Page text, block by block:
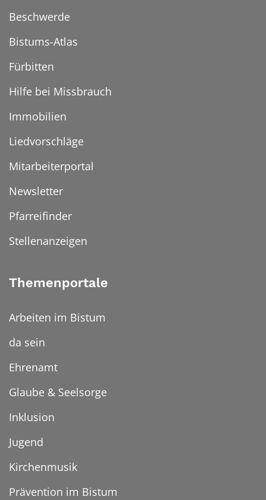
Beschwerde
Bistums-Atlas
Fürbitten
Hilfe bei Missbrauch
Immobilien
Liedvorschläge
Mitarbeiterportal
Newsletter
Pfarreifinder
Stellenanzeigen
Themenportale
Arbeiten im Bistum
da sein
Ehrenamt
Glaube & Seelsorge
Inklusion
Jugend
Kirchenmusik
Prävention im Bistum